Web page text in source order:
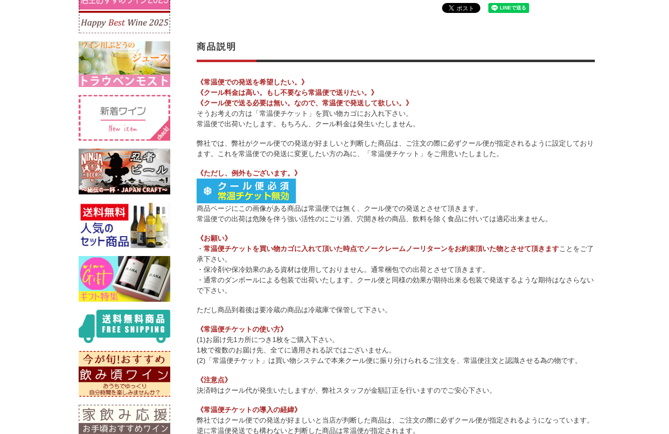
商品説明
《常温便での発送を希望したい。》
《クール料金は高い。もし不要なら常温便で送りたい。》
《クール便で送る必要は無い。なので、常温便で発送して欲しい。》
そうお考えの方は「常温便チケット」を買い物カゴにお入れ下さい。
常温便で出荷いたします。もちろん、クール料金は発生いたしません。
弊社では、弊社がクール便での発送が好ましいと判断した商品は、ご注文の際に必ずクール便が指定されるように設定しており
ます。これを常温便での発送に変更したい方の為に、「常温便チケット」をご用意いたしました。
《ただし、例外もございます。》
商品ページにこの画像がある商品は常温便では無く、クール便での発送とさせて頂きます。
常温便での出荷は危険を伴う強い活性のにごり酒、穴開き栓の商品、飲料を除く食品に付いては適応出来ません。
《お願い》
・ 常温便チケットを買い物カゴに入れて頂いた時点でノークレームノーリターンをお約束頂いた物とさせて頂きますことをご了
承下さい。
・保冷剤や保冷効果のある資材は使用しておりません。通常梱包での出荷とさせて頂きます。
・通常のダンボールによる包装で出荷いたします。クール便と同様の効果が期待出来る包装で発送するような期待はなさらない
で下さい。
ただし商品到着後は要冷蔵の商品は冷蔵庫で保管して下さい。
《常温便チケットの使い方》
(1)お届け先1カ所につき1枚をご購入下さい。
1枚で複数のお届け先、全てに適用される訳ではございません。
(2)「常温便チケット」は買い物システムで本来クール便に振り分けられるご注文を、常温便注文と認識させる為の物です。
《注意点》
決済時はクール代が発生いたしますが、弊社スタッフが金額訂正を行いますのでご安心下さい。
《常温便チケットの導入の経緯》
弊社ではクール便での発送が好ましいと当店が判断した商品は、ご注文の際に必ずクール便が指定されるようになっています。
逆に常温便発送でも構わないと判断した商品は常温便が指定されます。